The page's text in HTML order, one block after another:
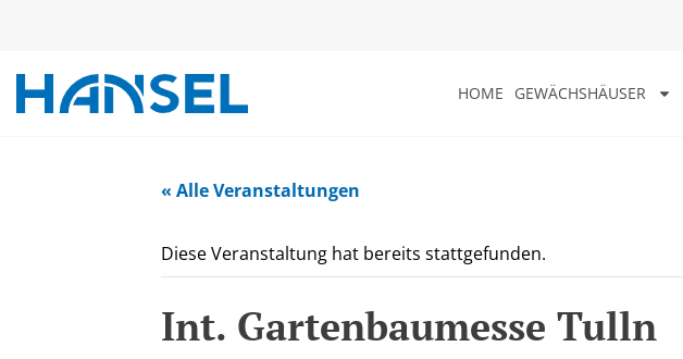
HOME GEWÄCHSHÄUSER
« Alle Veranstaltungen
Diese Veranstaltung hat bereits stattgefunden.
Int. Gartenbaumesse Tulln